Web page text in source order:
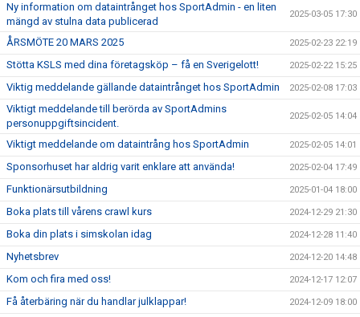
Ny information om dataintrånget hos SportAdmin - en liten
mängd av stulna data publicerad
2025-03-05 17:30
ÅRSMÖTE 20 MARS 2025 2025-02-23 22:19
Stötta KSLS med dina företagsköp – få en Sverigelott! 2025-02-22 15:25
Viktig meddelande gällande dataintrånget hos SportAdmin 2025-02-08 17:03
Viktigt meddelande till berörda av SportAdmins
personuppgiftsincident.
2025-02-05 14:04
Viktigt meddelande om dataintrång hos SportAdmin 2025-02-05 14:01
Sponsorhuset har aldrig varit enklare att använda! 2025-02-04 17:49
Funktionärsutbildning 2025-01-04 18:00
Boka plats till vårens crawl kurs 2024-12-29 21:30
Boka din plats i simskolan idag 2024-12-28 11:40
Nyhetsbrev 2024-12-20 14:48
Kom och fira med oss! 2024-12-17 12:07
Få återbäring när du handlar julklappar! 2024-12-09 18:00